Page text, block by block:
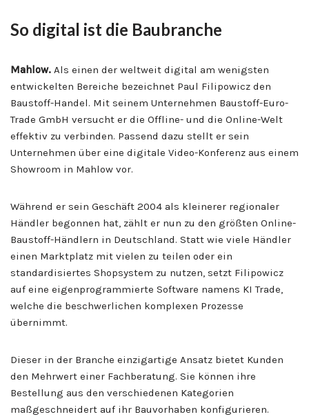
So digital ist die Baubranche
Mahlow. Als einen der weltweit digital am wenigsten
entwickelten Bereiche bezeichnet Paul Filipowicz den
Baustoff-Handel. Mit seinem Unternehmen Baustoff-Euro-
Trade GmbH versucht er die Offline- und die Online-Welt
effektiv zu verbinden. Passend dazu stellt er sein
Unternehmen über eine digitale Video-Konferenz aus einem
Showroom in Mahlow vor.
Während er sein Geschäft 2004 als kleinerer regionaler
Händler begonnen hat, zählt er nun zu den größten Online-
Baustoff-Händlern in Deutschland. Statt wie viele Händler
einen Marktplatz mit vielen zu teilen oder ein
standardisiertes Shopsystem zu nutzen, setzt Filipowicz
auf eine eigenprogrammierte Software namens KI Trade,
welche die beschwerlichen komplexen Prozesse
übernimmt.
Dieser in der Branche einzigartige Ansatz bietet Kunden
den Mehrwert einer Fachberatung. Sie können ihre
Bestellung aus den verschiedenen Kategorien
maßgeschneidert auf ihr Bauvorhaben konfigurieren.